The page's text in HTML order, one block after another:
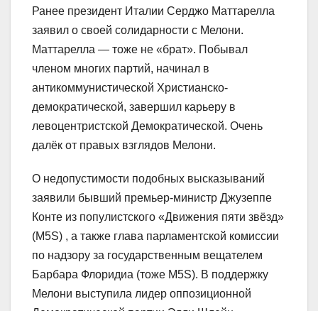
Ранее президент Италии Серджо Маттарелла
заявил о своей солидарности с Мелони.
Маттарелла — тоже не «брат». Побывал
членом многих партий, начинал в
антикоммунистической Христианско-
демократической, завершил карьеру в
левоцентристской Демократической. Очень
далёк от правых взглядов Мелони.
О недопустимости подобных высказываний
заявили бывший премьер-министр Джузеппе
Конте из популистского «Движения пяти звёзд»
(M5S) , а также глава парламентской комиссии
по надзору за государственным вещателем
Барбара Флоридиа (тоже M5S). В поддержку
Мелони выступила лидер оппозиционной